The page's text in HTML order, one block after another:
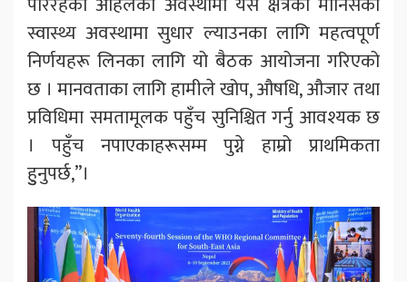
स्वास्थ्य अवस्थामा सुधार ल्याउनका लागि महत्वपूर्ण
निर्णयहरू लिनका लागि यो बैठक आयोजना गरिएको
छ । मानवताका लागि हामीले खोप, औषधि, औजार तथा
प्रविधिमा समतामूलक पहुँच सुनिश्चित गर्नु आवश्यक छ
। पहुँच नपाएकाहरूसम्म पुग्ने हाम्रो प्राथमिकता
हुुनुपर्छ,”।